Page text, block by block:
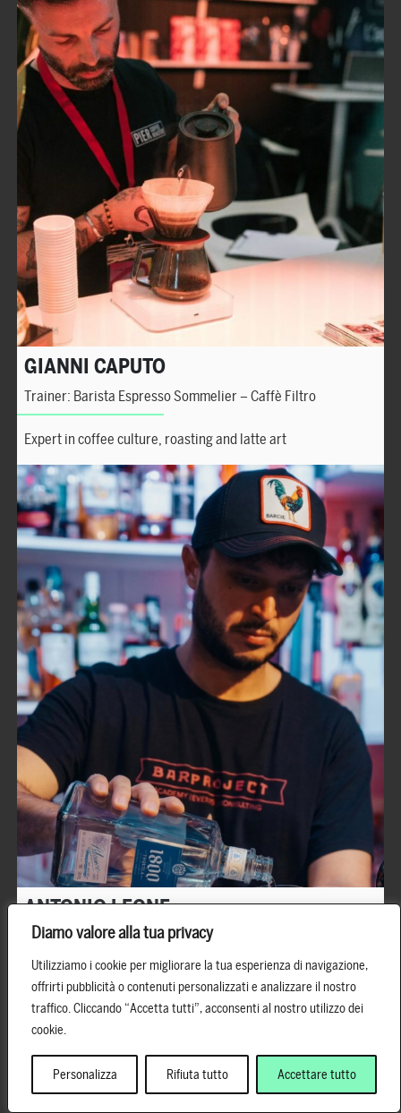
Diamo valore alla tua privacy
Utilizziamo i cookie per migliorare la tua esperienza di navigazione,
offrirti pubblicità o contenuti personalizzati e analizzare il nostro
traffico. Cliccando “Accetta tutti”, acconsenti al nostro utilizzo dei
cookie.
Personalizza Rifiuta tutto Accettare tutto
GIANNI CAPUTO
Trainer: Barista Espresso Sommelier – Caffè Filtro
Expert in coffee culture, roasting and latte art
ANTONIO LEONE
Trainer: Basic Bartending – Mixology -Barista Espresso
Bartender e barista di esperienza cresciuto all’interno
dell’Academy. Trasmette solide basi tecniche,
professionalità e passione per il mondo della miscelazione.